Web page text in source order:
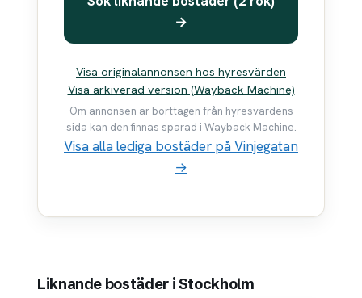
→
Visa originalannonsen hos hyresvärden
Visa arkiverad version (Wayback Machine)
Om annonsen är borttagen från hyresvärdens
sida kan den finnas sparad i Wayback Machine.
Visa alla lediga bostäder på Vinjegatan
→
Liknande bostäder i Stockholm